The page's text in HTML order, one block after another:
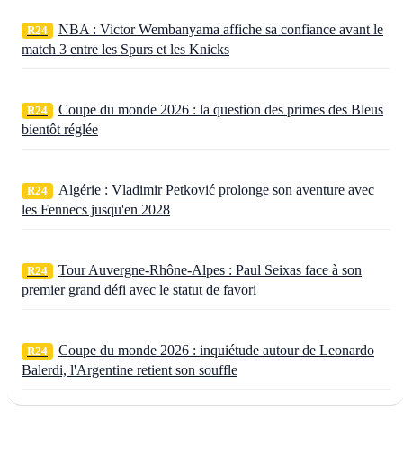
R24
NBA : Victor Wembanyama affiche sa confiance avant le
match 3 entre les Spurs et les Knicks
R24
Coupe du monde 2026 : la question des primes des Bleus
bientôt réglée
R24
Algérie : Vladimir Petković prolonge son aventure avec
les Fennecs jusqu'en 2028
R24
Tour Auvergne-Rhône-Alpes : Paul Seixas face à son
premier grand défi avec le statut de favori
R24
Coupe du monde 2026 : inquiétude autour de Leonardo
Balerdi, l'Argentine retient son souffle